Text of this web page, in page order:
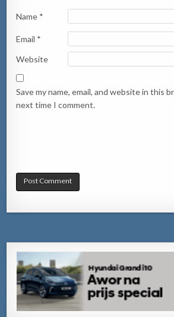
Name *
Email *
Website
Save my name, email, and website in this
next time I comment.